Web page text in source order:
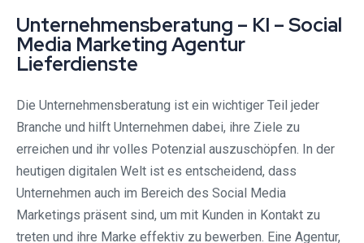
Unternehmensberatung – KI – Social
Media Marketing Agentur
Lieferdienste
Die Unternehmensberatung ist ein wichtiger Teil jeder
Branche und hilft Unternehmen dabei, ihre Ziele zu
erreichen und ihr volles Potenzial auszuschöpfen. In der
heutigen digitalen Welt ist es entscheidend, dass
Unternehmen auch im Bereich des Social Media
Marketings präsent sind, um mit Kunden in Kontakt zu
treten und ihre Marke effektiv zu bewerben. Eine Agentur,